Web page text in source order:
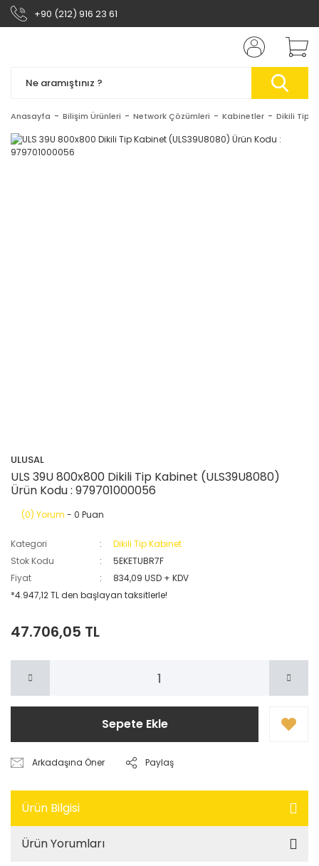
+90 (212) 916 23 61
Anasayfa Bilişim Ürünleri Network Çözümleri Kabinetler Dikili Tip
ULUSAL
ULS 39U 800x800 Dikili Tip Kabinet (ULS39U8080)
Ürün Kodu : 979701000056
(0) Yorum - 0 Puan
Kategori
Dikili Tip Kabinet
Stok Kodu
5EKETUBR7F
Fiyat
834,09 USD + KDV
*4.947,12 TL den başlayan taksitlerle!
47.706,05 TL
Sepete Ekle
Arkadaşına Öner Paylaş
Ürün Bilgisi
Ürün Yorumları